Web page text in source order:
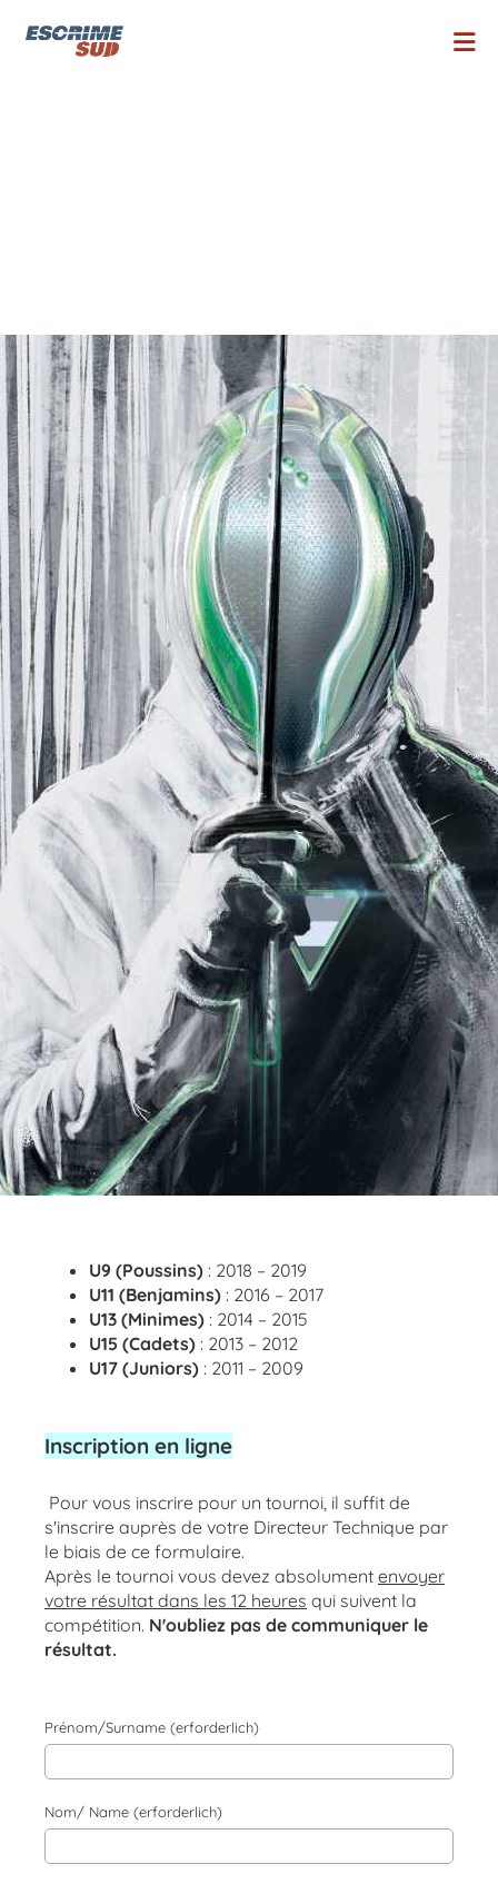
U9 (Poussins) : 2018 – 2019
U11 (Benjamins) : 2016 – 2017
U13 (Minimes) : 2014 – 2015
U15 (Cadets) : 2013 – 2012
U17 (Juniors) : 2011 – 2009
Inscription en ligne
Pour vous inscrire pour un tournoi, il suffit de
s'inscrire auprès de votre Directeur Technique par
le biais de ce formulaire.
Après le tournoi vous devez absolument envoyer
votre résultat dans les 12 heures qui suivent la
compétition. N'oubliez pas de communiquer le
résultat.
Prénom/Surname (erforderlich)
Nom/ Name (erforderlich)